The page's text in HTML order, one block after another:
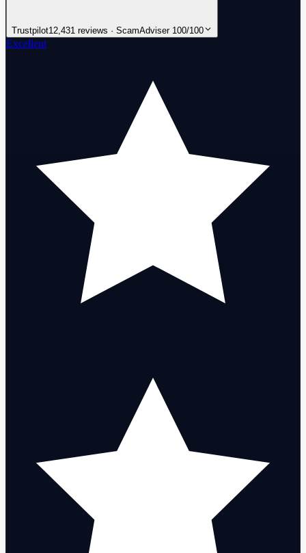
Trustpilot12,431 reviews · ScamAdviser 100/100
Excellent